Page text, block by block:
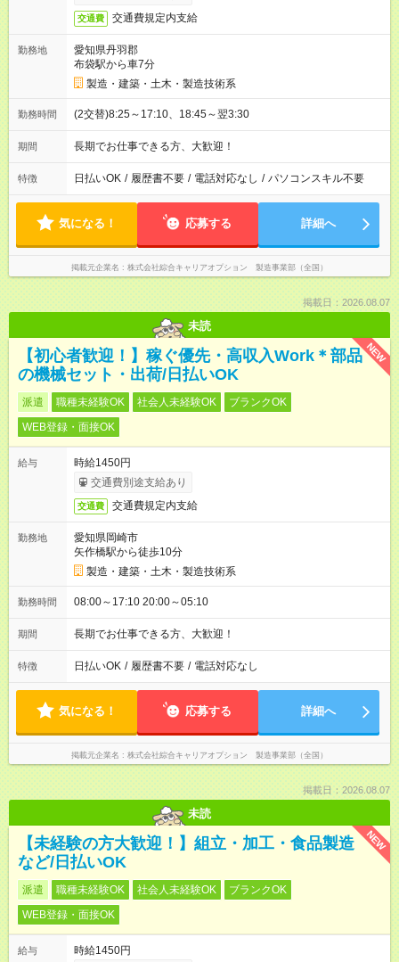
交通費 交通費規定内支給
勤務地
愛知県丹羽郡
布袋駅から車7分
製造・建築・土木・製造技術系
勤務時間 (2交替)8:25～17:10、18:45～翌3:30
期間 長期でお仕事できる方、大歓迎！
特徴 日払いOK / 履歴書不要 / 電話対応なし / パソコンスキル不要
気になる！ 応募する 詳細へ
掲載元企業名 株式会社綜合キャリアオプション 製造事業部（全国）
掲載日：2026.08.07
未読
NEW
【初心者歓迎！】稼ぐ優先・高収入Work＊部品
の機械セット・出荷/日払いOK
派遣 職種未経験OK 社会人未経験OK
ブランクOK
WEB登録・面接OK
給与
時給1450円
交通費別途支給あり
交通費 交通費規定内支給
勤務地
愛知県岡崎市
矢作橋駅から徒歩10分
製造・建築・土木・製造技術系
勤務時間 08:00～17:10 20:00～05:10
期間 長期でお仕事できる方、大歓迎！
特徴 日払いOK / 履歴書不要 / 電話対応なし
気になる！ 応募する 詳細へ
掲載元企業名 株式会社綜合キャリアオプション 製造事業部（全国）
掲載日：2026.08.07
未読
NEW
【未経験の方大歓迎！】組立・加工・食品製造
など/日払いOK
派遣 職種未経験OK 社会人未経験OK
ブランクOK
WEB登録・面接OK
給与
時給1450円